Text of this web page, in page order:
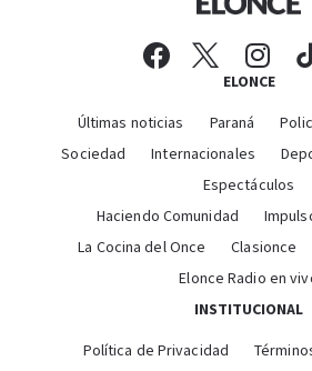
ELONCE
Últimas noticias Paraná
Sociedad
Internacionales
Espectáculos
Haciendo Comunidad
La Cocina del Once
Clasionce
Elonce Radio en
INSTITUCIONAL
Política de Privacidad